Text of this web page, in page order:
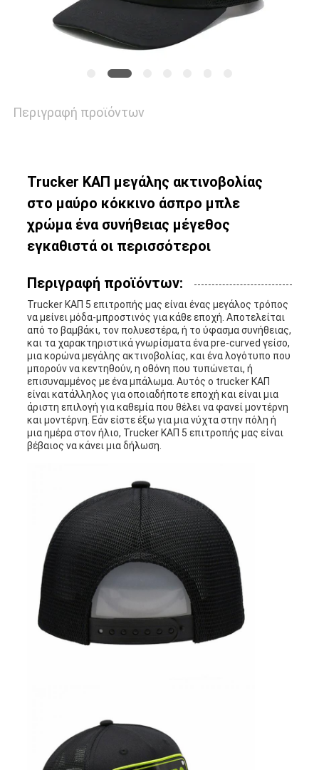
Περιγραφή προϊόντων
Trucker ΚΑΠ μεγάλης ακτινοβολίας
στο μαύρο κόκκινο άσπρο μπλε
χρώμα ένα συνήθειας μέγεθος
εγκαθιστά οι περισσότεροι
Περιγραφή προϊόντων:
Trucker ΚΑΠ 5 επιτροπής μας είναι ένας μεγάλος τρόπος
να μείνει μόδα-μπροστινός για κάθε εποχή. Αποτελείται
από το βαμβάκι, τον πολυεστέρα, ή το ύφασμα συνήθειας,
και τα χαρακτηριστικά γνωρίσματα ένα pre-curved γείσο,
μια κορώνα μεγάλης ακτινοβολίας, και ένα λογότυπο που
μπορούν να κεντηθούν, η οθόνη που τυπώνεται, ή
επισυναμμένος με ένα μπάλωμα. Αυτός ο trucker ΚΑΠ
είναι κατάλληλος για οποιαδήποτε εποχή και είναι μια
άριστη επιλογή για καθεμία που θέλει να φανεί μοντέρνη
και μοντέρνη. Εάν είστε έξω για μια νύχτα στην πόλη ή
μια ημέρα στον ήλιο, Trucker ΚΑΠ 5 επιτροπής μας είναι
βέβαιος να κάνει μια δήλωση.